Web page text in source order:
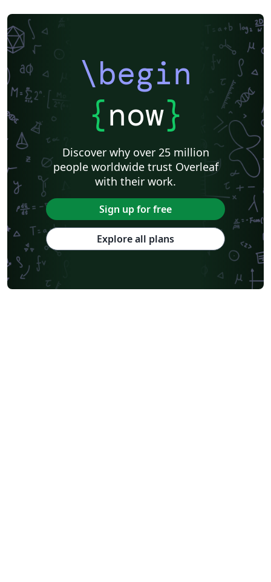
\begin
{now}
Discover why over 25 million
people worldwide trust Overleaf
with their work.
Sign up for free
Explore all plans